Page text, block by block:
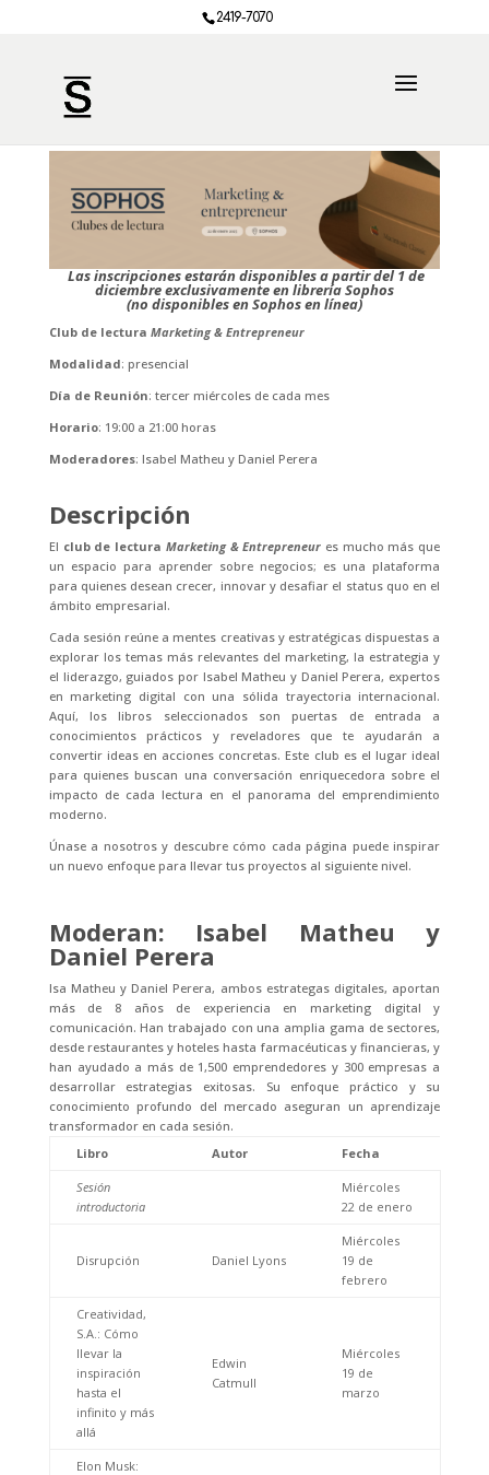
2419-7070
Las inscripciones estarán disponibles a partir del 1 de
diciembre exclusivamente en librería Sophos
(no disponibles en Sophos en línea)
Club de lectura Marketing & Entrepreneur
Modalidad: presencial
Día de Reunión: tercer miércoles de cada mes
Horario: 19:00 a 21:00 horas
Moderadores: Isabel Matheu y Daniel Perera
Descripción
El club de lectura Marketing & Entrepreneur es mucho más que
un espacio para aprender sobre negocios; es una plataforma
para quienes desean crecer, innovar y desafiar el status quo en el
ámbito empresarial.
Cada sesión reúne a mentes creativas y estratégicas dispuestas a
explorar los temas más relevantes del marketing, la estrategia y
el liderazgo, guiados por Isabel Matheu y Daniel Perera, expertos
en marketing digital con una sólida trayectoria internacional.
Aquí, los libros seleccionados son puertas de entrada a
conocimientos prácticos y reveladores que te ayudarán a
convertir ideas en acciones concretas. Este club es el lugar ideal
para quienes buscan una conversación enriquecedora sobre el
impacto de cada lectura en el panorama del emprendimiento
moderno.
Únase a nosotros y descubre cómo cada página puede inspirar
un nuevo enfoque para llevar tus proyectos al siguiente nivel.
Moderan: Isabel Matheu y
Daniel Perera
Isa Matheu y Daniel Perera, ambos estrategas digitales, aportan
más de 8 años de experiencia en marketing digital y
comunicación. Han trabajado con una amplia gama de sectores,
desde restaurantes y hoteles hasta farmacéuticas y financieras, y
han ayudado a más de 1,500 emprendedores y 300 empresas a
desarrollar estrategias exitosas. Su enfoque práctico y su
conocimiento profundo del mercado aseguran un aprendizaje
transformador en cada sesión.
Libro
Autor Fecha
Sesión
introductoria
Miércoles
22 de enero
Disrupción Daniel Lyons
Miércoles
19 de
febrero
Creatividad,
S.A.: Cómo
llevar la
inspiración
hasta el
infinito y más
allá
Edwin
Catmull
Miércoles
19 de
marzo
Elon Musk: